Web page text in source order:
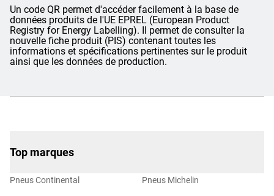
Un code QR permet d'accéder facilement à la base de
données produits de l'UE EPREL (European Product
Registry for Energy Labelling). Il permet de consulter la
nouvelle fiche produit (PIS) contenant toutes les
informations et spécifications pertinentes sur le produit
ainsi que les données de production.
Top marques
Pneus Continental Pneus Michelin